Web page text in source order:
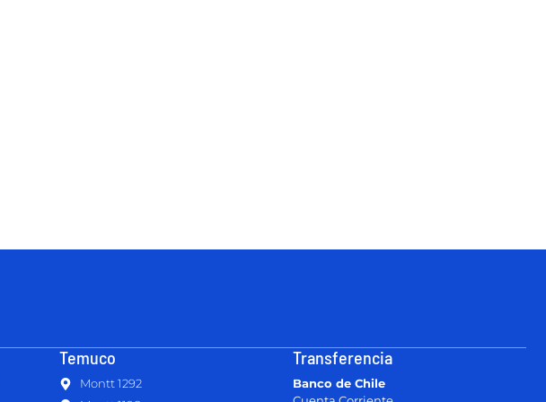
Temuco
Montt 1292
Transferencia
Banco de Chile